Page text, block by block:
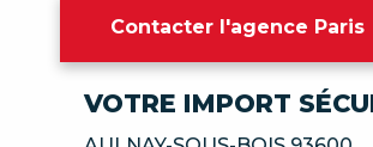
Contacter l'agence Paris
VOTRE IMPORT